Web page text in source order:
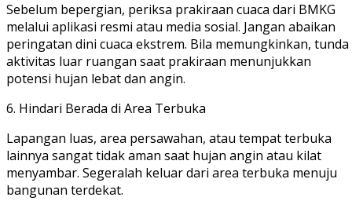
Sebelum bepergian, periksa prakiraan cuaca dari BMKG
melalui aplikasi resmi atau media sosial. Jangan abaikan
peringatan dini cuaca ekstrem. Bila memungkinkan, tunda
aktivitas luar ruangan saat prakiraan menunjukkan
potensi hujan lebat dan angin.
6. Hindari Berada di Area Terbuka
Lapangan luas, area persawahan, atau tempat terbuka
lainnya sangat tidak aman saat hujan angin atau kilat
menyambar. Segeralah keluar dari area terbuka menuju
bangunan terdekat.